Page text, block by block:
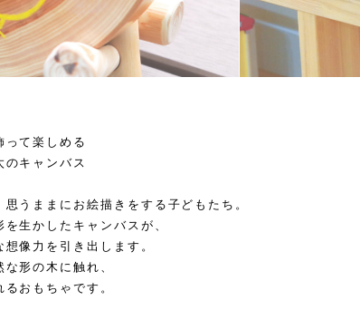
って楽しめる
のキャンバス
うままにお絵描きをする子どもたち。
生かしたキャンバスが、
像力を引き出します。
な形の木に触れ、
おもちゃです。